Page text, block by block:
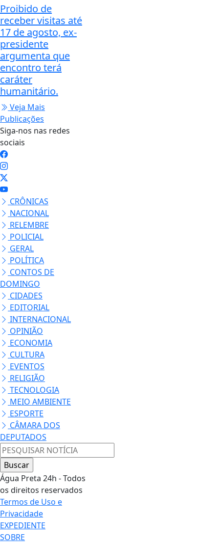
Proibido de
receber visitas até
17 de agosto, ex-
presidente
argumenta que
encontro terá
caráter
humanitário.
Veja Mais
Publicações
Siga-nos nas redes
sociais
CRÔNICAS
NACIONAL
RELEMBRE
POLICIAL
GERAL
POLÍTICA
CONTOS DE
DOMINGO
CIDADES
EDITORIAL
INTERNACIONAL
OPINIÃO
ECONOMIA
CULTURA
EVENTOS
RELIGIÃO
TECNOLOGIA
MEIO AMBIENTE
ESPORTE
CÂMARA DOS
DEPUTADOS
Água Preta 24h - Todos
os direitos reservados
Termos de Uso e
Privacidade
EXPEDIENTE
SOBRE